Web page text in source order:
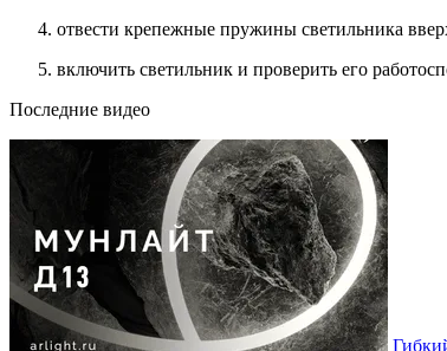
отвести крепежные пружины светильника
включить светильник и проверить его
Последние видео